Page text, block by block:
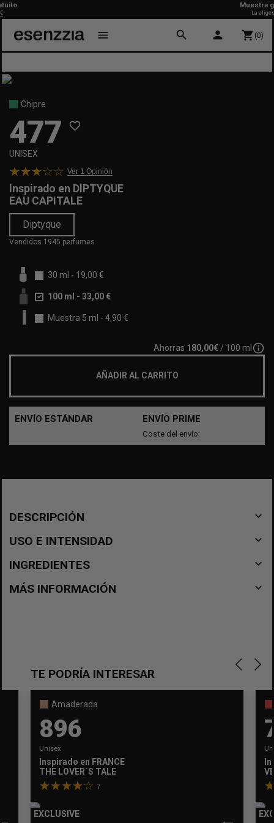
Muestra
La eliges TU
menu search person shopping_cart (0)
Chipre
477 favorite_border
UNISEX
Ver 1 Opinión
Inspirado en DIPTYQUE
EAU CAPITALE
Diptyque
Vendidos 1945 perfumes
30 ml - 19,00 €
100 ml - 33,00 €
Muestra 5 ml - 4,90 €
Ahorras 180,00€ / 100 ml info_outline
AÑADIR AL CARRITO
ENVÍO ESTÁNDAR ENVÍO PRIME
Coste del envío:
DESCRIPCIÓN navigate_before
USO E INTENSIDAD navigate_before
INGREDIENTES navigate_before
MÁS INFORMACIÓN navigate_before
TE PODRÍA INTERESAR
Amaderada
896
Unisex
Inspirado en FRANCESCA BIANCHI
THE LOVER´S TALE
7
EXCLUSIVE